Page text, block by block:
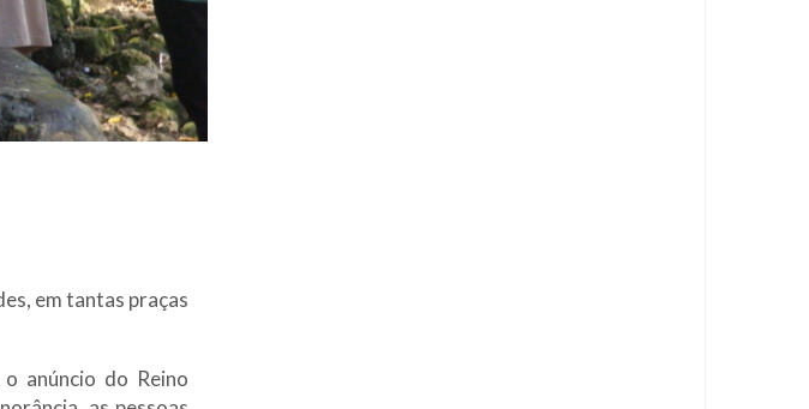
em tantas praças
anúncio do Reino